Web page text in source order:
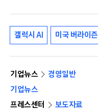
갤럭시 AI 미국 버라이즌
기업뉴스
경영일반
기업뉴스
프레스센터
보도자료